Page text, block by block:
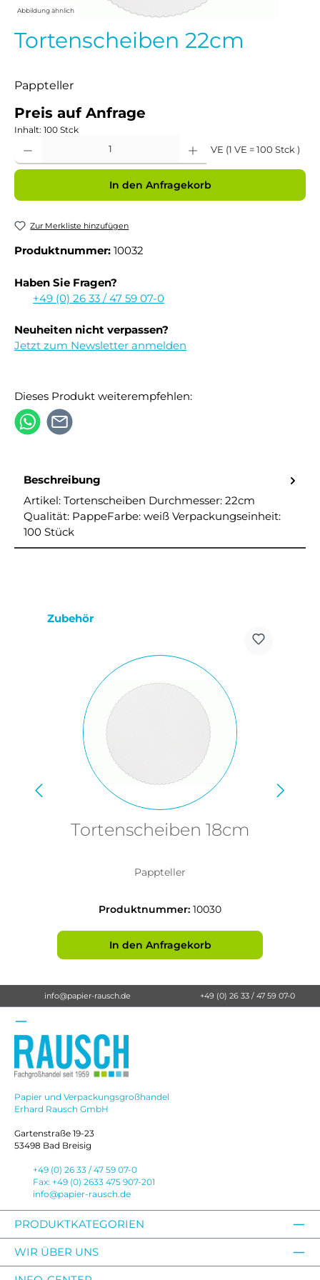
Abbildung ähnlich
Tortenscheiben 22cm
Pappteller
Preis auf Anfrage
Inhalt: 100 Stck
VE (1 VE = 100 Stck )
In den Anfragekorb
Zur Merkliste hinzufügen
Produktnummer: 10032
Haben Sie Fragen?
+49 (0) 26 33 / 47 59 07-0
Neuheiten nicht verpassen?
Jetzt zum Newsletter anmelden
Dieses Produkt weiterempfehlen:
Beschreibung
Artikel: Tortenscheiben Durchmesser: 22cm
Qualität: PappeFarbe: weiß Verpackungseinheit:
100 Stück
Produktgalerie überspringen
Zubehör
Tortenscheiben 18cm
Pappteller
Produktnummer: 10030
In den Anfragekorb
info@papier-rausch.de +49 (0) 26 33 / 47 59 07-0
Papier und Verpackungsgroßhandel
Erhard Rausch GmbH
Gartenstraße 19-23
53498 Bad Breisig
+49 (0) 26 33 / 47 59 07-0
Fax: +49 (0) 2633 475 907-201
info@papier-rausch.de
PRODUKTKATEGORIEN
WIR ÜBER UNS